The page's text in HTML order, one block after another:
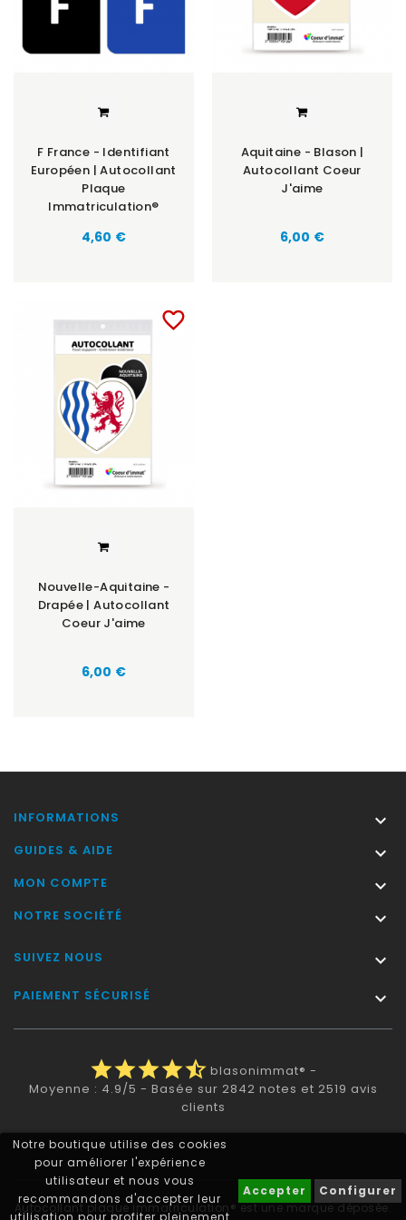
Notre boutique utilise des cookies
pour améliorer l'expérience
utilisateur et nous vous
recommandons d'accepter leur
utilisation pour profiter pleinement
Accepter Configurer
F France - Identifiant
Européen | Autocollant
Plaque
Immatriculation®
Prix
4,60 €
Aquitaine - Blason |
Autocollant Coeur
J'aime
Prix
6,00 €
favorite_border
Nouvelle-Aquitaine -
Drapée | Autocollant
Coeur J'aime
Prix
6,00 €
INFORMATIONS 
GUIDES & AIDE 
MON COMPTE 
NOTRE SOCIÉTÉ 
SUIVEZ NOUS 
PAIEMENT SÉCURISÉ 
starstarstarstarstar_half blasonimmat® -
Moyenne : 4.9/5 - Basée sur 2842 notes et 2519 avis
clients
Autocollant plaque immatriculation® est une marque déposée.